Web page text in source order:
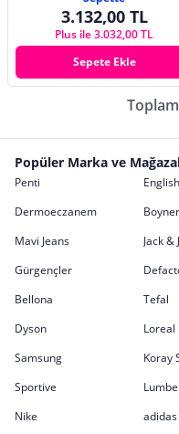
3.132,00 TL
Plus ile 3.032,00 TL
Sepete Ekle
Popüler Marka ve
Penti
Dermoeczanem
Boyner
Mavi Jeans
Jack &
Gürgençler
Bellona
Tefal
Dyson
Loreal
Samsung
Koray
Sportive
Nike
adidas